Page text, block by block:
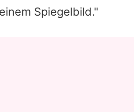
Spiegelbild."